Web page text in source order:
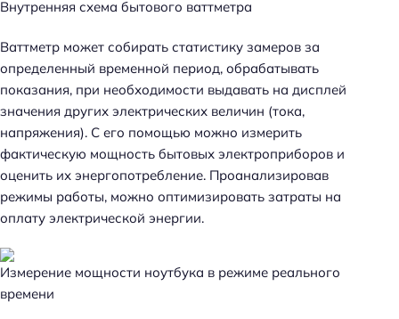
Внутренняя схема бытового ваттметра
Ваттметр может собирать статистику замеров за
определенный временной период, обрабатывать
показания, при необходимости выдавать на дисплей
значения других электрических величин (тока,
напряжения). С его помощью можно измерить
фактическую мощность бытовых электроприборов и
оценить их энергопотребление. Проанализировав
режимы работы, можно оптимизировать затраты на
оплату электрической энергии.
Измерение мощности ноутбука в режиме реального
времени